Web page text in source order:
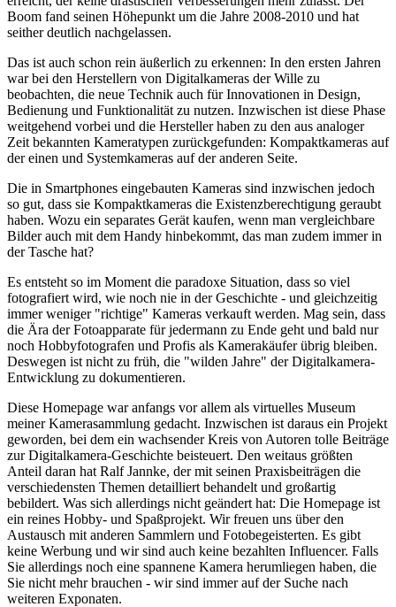
Boom fand seinen Höhepunkt um die Jahre 2008-2010 und hat
seither deutlich nachgelassen.
Das ist auch schon rein äußerlich zu erkennen: In den ersten Jahren
war bei den Herstellern von Digitalkameras der Wille zu
beobachten, die neue Technik auch für Innovationen in Design,
Bedienung und Funktionalität zu nutzen. Inzwischen ist diese Phase
weitgehend vorbei und die Hersteller haben zu den aus analoger
Zeit bekannten Kameratypen zurückgefunden: Kompaktkameras auf
der einen und Systemkameras auf der anderen Seite.
Die in Smartphones eingebauten Kameras sind inzwischen jedoch
so gut, dass sie Kompaktkameras die Existenzberechtigung geraubt
haben. Wozu ein separates Gerät kaufen, wenn man vergleichbare
Bilder auch mit dem Handy hinbekommt, das man zudem immer in
der Tasche hat?
Es entsteht so im Moment die paradoxe Situation, dass so viel
fotografiert wird, wie noch nie in der Geschichte - und gleichzeitig
immer weniger "richtige" Kameras verkauft werden. Mag sein, dass
die Ära der Fotoapparate für jedermann zu Ende geht und bald nur
noch Hobbyfotografen und Profis als Kamerakäufer übrig bleiben.
Deswegen ist nicht zu früh, die "wilden Jahre" der Digitalkamera-
Entwicklung zu dokumentieren.
Diese Homepage war anfangs vor allem als virtuelles Museum
meiner Kamerasammlung gedacht. Inzwischen ist daraus ein Projekt
geworden, bei dem ein wachsender Kreis von Autoren tolle Beiträge
zur Digitalkamera-Geschichte beisteuert. Den weitaus größten
Anteil daran hat Ralf Jannke, der mit seinen Praxisbeiträgen die
verschiedensten Themen detailliert behandelt und großartig
bebildert. Was sich allerdings nicht geändert hat: Die Homepage ist
ein reines Hobby- und Spaßprojekt. Wir freuen uns über den
Austausch mit anderen Sammlern und Fotobegeisterten. Es gibt
keine Werbung und wir sind auch keine bezahlten Influencer. Falls
Sie allerdings noch eine spannene Kamera herumliegen haben, die
Sie nicht mehr brauchen - wir sind immer auf der Suche nach
weiteren Exponaten.